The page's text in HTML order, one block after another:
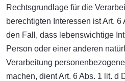
Rechtsgrundlage für die
berechtigten Interessen ist Art. 6
den Fall, dass lebenswichtige
Person oder einer anderen
Verarbeitung
machen, dient Art. 6 Abs. 1 lit. d